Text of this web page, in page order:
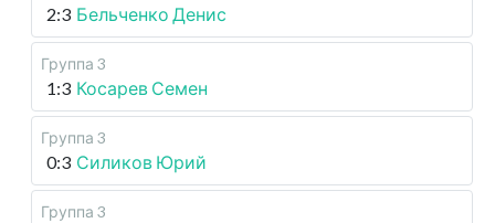
2:3 Бельченко Денис
Группа 3
1:3 Косарев Семен
Группа 3
0:3 Силиков Юрий
Группа 3